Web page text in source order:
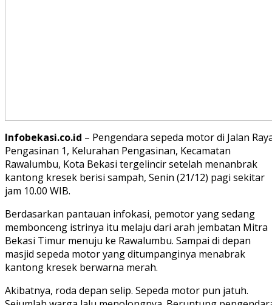
Infobekasi.co.id – Pengendara sepeda motor di Jalan
Pengasinan 1, Kelurahan Pengasinan, Kecamatan
Rawalumbu, Kota Bekasi tergelincir setelah menanbrak
kantong kresek berisi sampah, Senin (21/12) pagi sekitar
jam 10.00 WIB.
Berdasarkan pantauan infokasi, pemotor yang sedang
membonceng istrinya itu melaju dari arah jembatan Mitra
Bekasi Timur menuju ke Rawalumbu. Sampai di depan
masjid sepeda motor yang ditumpanginya menabrak
kantong kresek berwarna merah.
Akibatnya, roda depan selip. Sepeda motor pun jatuh.